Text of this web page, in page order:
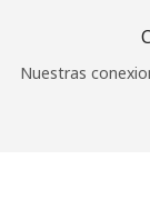
Nuestras